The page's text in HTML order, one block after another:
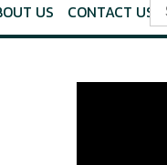
US CONTACT US